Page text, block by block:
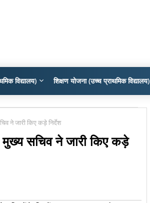
विद्यालय) शिक्षण योजना (उच्च प्राथमिक विद्यालय)
ने जारी किए कड़े निर्देश
सचिव ने जारी किए कड़े